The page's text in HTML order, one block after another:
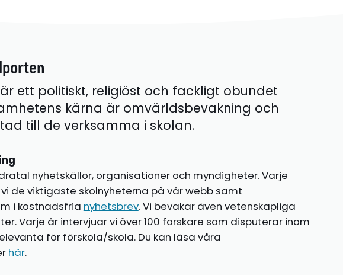
ett politiskt, religiöst och fackligt obundet
kärna är omvärldsbevakning och
till de verksamma i skolan.
nyhetskällor, organisationer och myndigheter. Varje
de viktigaste skolnyheterna på vår webb samt
i kostnadsfria nyhetsbrev. Vi bevakar även vetenskapliga
Varje år intervjuar vi över 100 forskare som disputerar inom
för förskola/skola. Du kan läsa våra
här.